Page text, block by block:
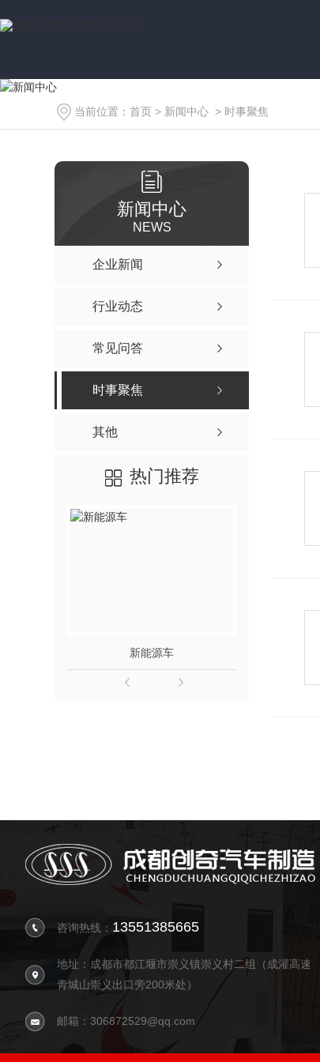
当前位置： 首页 > 新闻中心 > 时事聚焦
新闻中心
NEWS
企业新闻
行业动态
常见问答
时事聚焦
其他
热门推荐
新能源车
咨询热线： 13551385665
地址：成都市都江堰市崇义镇崇义村二组（成灌高速
青城山崇义出口旁200米处）
邮箱：306872529@qq.com